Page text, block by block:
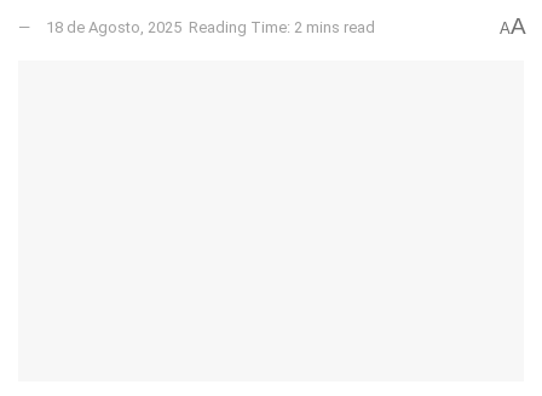
18 de Agosto, 2025 Reading Time: 2 mins read AA